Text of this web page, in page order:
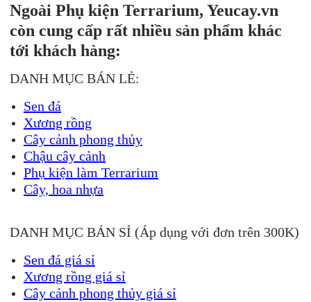
Ngoài Phụ kiện Terrarium, Yeucay.vn
còn cung cấp rất nhiều sản phẩm khác
tới khách hàng:
DANH MỤC BÁN LẺ:
Sen đá
Xương rồng
Cây cảnh phong thủy
Chậu cây cảnh
Phụ kiện làm Terrarium
Cây, hoa nhựa
DANH MỤC BÁN SỈ (Áp dụng với đơn trên 300K)
Sen đá giá sỉ
Xương rồng giá sỉ
Cây cảnh phong thủy giá sỉ